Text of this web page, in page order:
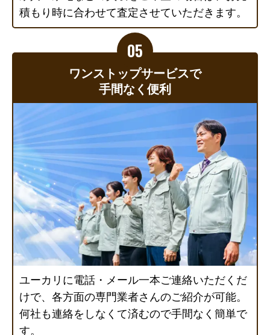
積もり時に合わせて査定させていただきます。
ワンストップサービスで
手間なく便利
ユーカリに電話・メール一本ご連絡いただくだ
けで、各方面の専門業者さんのご紹介が可能。
何社も連絡をしなくて済むので手間なく簡単で
す。